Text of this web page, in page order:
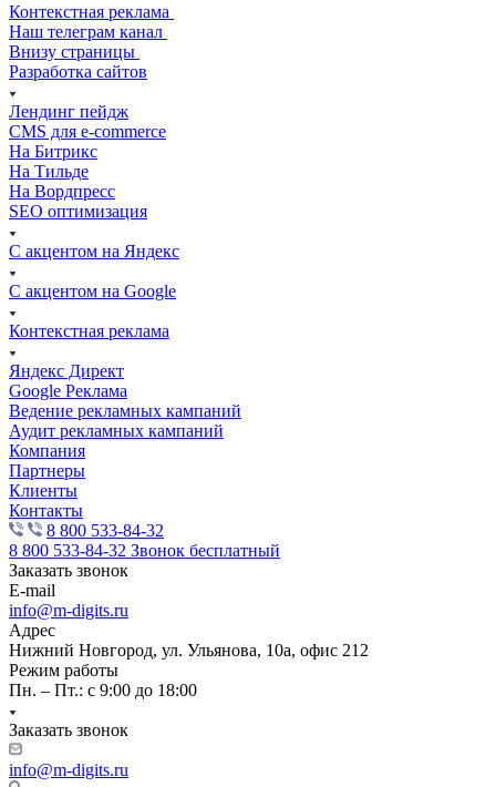
Контекстная реклама
Наш телеграм канал
Внизу страницы
Разработка сайтов
Лендинг пейдж
CMS для e-commerce
На Битрикс
На Тильде
На Вордпресс
SEO оптимизация
С акцентом на Яндекс
С акцентом на Google
Контекстная реклама
Яндекс Директ
Google Реклама
Ведение рекламных кампаний
Аудит рекламных кампаний
Компания
Партнеры
Клиенты
Контакты
8 800 533-84-32
8 800 533-84-32 Звонок бесплатный
Заказать звонок
E-mail
info@m-digits.ru
Адрес
Нижний Новгород, ул. Ульянова, 10а, офис 212
Режим работы
Пн. – Пт.: с 9:00 до 18:00
Заказать звонок
info@m-digits.ru